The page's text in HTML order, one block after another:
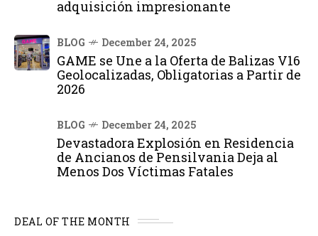
adquisición impresionante
BLOG December 24, 2025
GAME se Une a la Oferta de Balizas V16
Geolocalizadas, Obligatorias a Partir de
2026
BLOG December 24, 2025
Devastadora Explosión en Residencia
de Ancianos de Pensilvania Deja al
Menos Dos Víctimas Fatales
DEAL OF THE MONTH